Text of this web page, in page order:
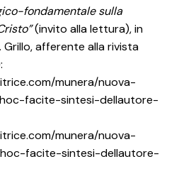
fondamentale sulla
(invito alla lettura), in
Grillo, afferente alla rivista
munera/nuova-
facite-sintesi-dellautore-
munera/nuova-
facite-sintesi-dellautore-